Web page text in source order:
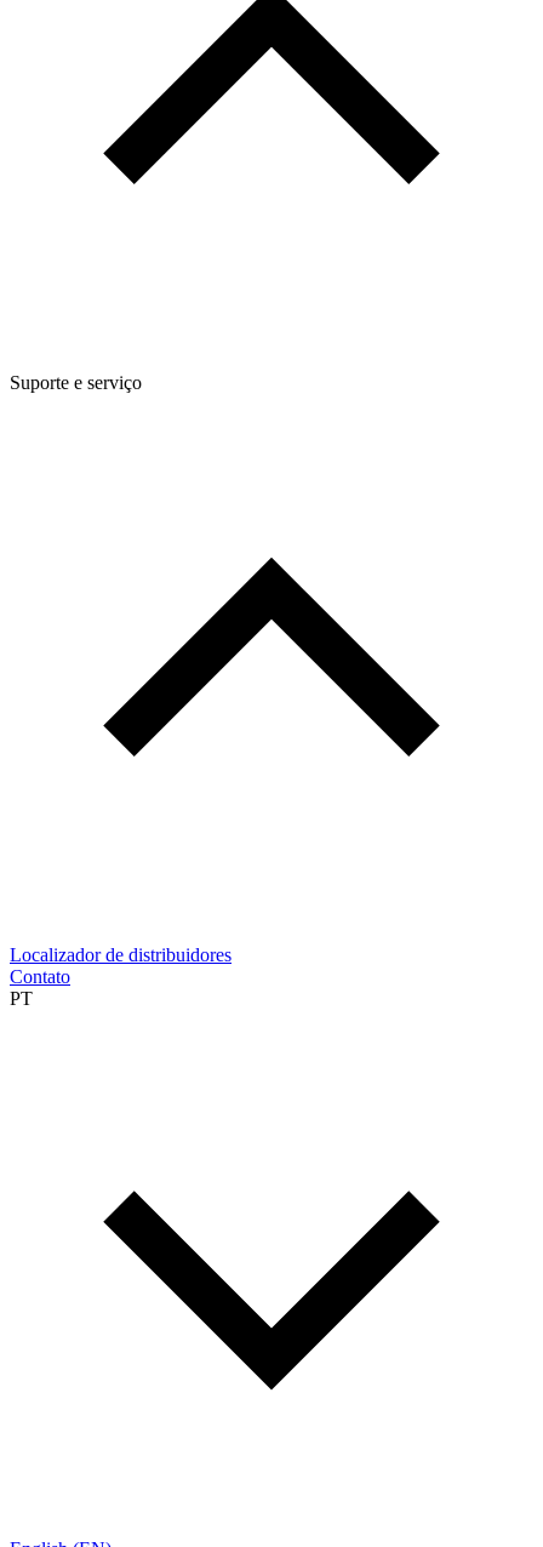
Suporte e serviço
Localizador de distribuidores
Contato
PT